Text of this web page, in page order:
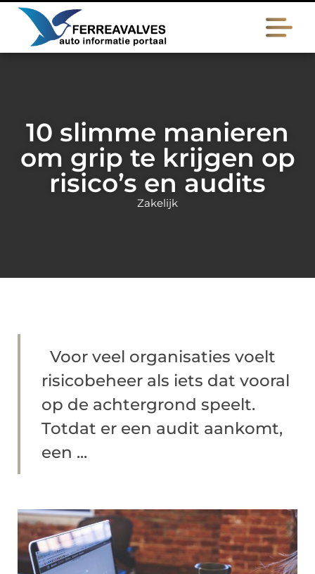
10 slimme manieren
om grip te krijgen op
risico’s en audits
Zakelijk
Voor veel organisaties voelt
risicobeheer als iets dat vooral
op de achtergrond speelt.
Totdat er een audit aankomt,
een ...